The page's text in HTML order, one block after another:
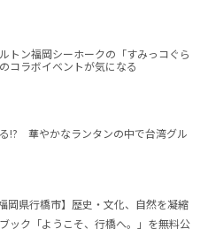
トン福岡シーホークの「すみっコぐら
コラボイベントが気になる
!? 華やかなランタンの中で台湾グル
岡県行橋市】歴史・文化、自然を凝縮
ック「ようこそ、行橋へ。」を無料公